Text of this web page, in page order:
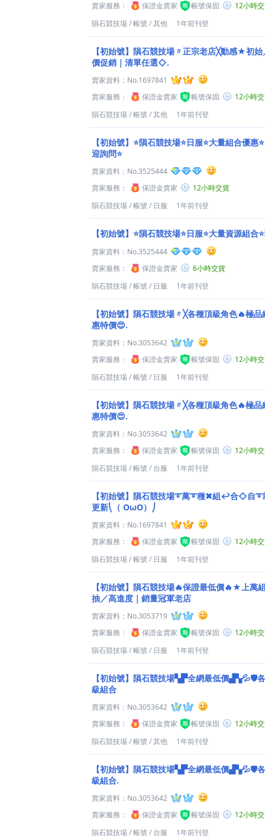
賣家服務：
保證金賣家 帳號保固
12小時
隕石競技場/帳號/其他 1年前刊登
【初始號】隕石競技場〃正宗老店╳動感★初
價促銷｜清單任選◇.
賣家資料： No.1697841
賣家服務：
保證金賣家 帳號保固
12小時
隕石競技場/帳號/其他 1年前刊登
【初始號】⭐️隕石競技場⭐️日服⭐️大量組合優惠
迎詢問⭐️
賣家資料： No.3525444
賣家服務：
保證金賣家
12小時交貨
隕石競技場/帳號/ 日服 1年前刊登
【初始號】⭐️隕石競技場⭐️日服⭐️大量資源組合
賣家資料： No.3525444
賣家服務：
保證金賣家
6小時交貨
隕石競技場/帳號/ 日服 1年前刊登
【初始號】隕石競技場〃╳各種頂級角色🔥極
惠特價😍.
賣家資料： No.3053642
賣家服務：
保證金賣家 帳號保固
12小時
隕石競技場/帳號/ 日服 1年前刊登
【初始號】隕石競技場〃╳各種頂級角色🔥極
惠特價😍.
賣家資料： No.3053642
賣家服務：
保證金賣家 帳號保固
12小時
隕石競技場/帳號/ 台服 1年前刊登
【初始號】隕石競技場➰萬➰種✖組↩合◇自
更新⎝（ OωO）⎠
賣家資料： No.1697841
賣家服務：
保證金賣家 帳號保固
12小時
隕石競技場/帳號/ 日服 1年前刊登
【初始號】隕石競技場🔥保證最低價🔥★上萬
抽／高進度｜銷量冠軍老店
賣家資料： No.3053719
賣家服務：
保證金賣家 帳號保固
12小時
隕石競技場/帳號/ 日服 1年前刊登
【初始號】隕石競技場▚▛全網最低價▟▚💦🛡️各
級組合
賣家資料： No.3053642
賣家服務：
保證金賣家 帳號保固
12小時
隕石競技場/帳號/其他 1年前刊登
【初始號】隕石競技場▚▛全網最低價▟▚💦🛡️各
級組合.
賣家資料： No.3053642
賣家服務：
保證金賣家 帳號保固
12小時
隕石競技場/帳號/ 台服 1年前刊登